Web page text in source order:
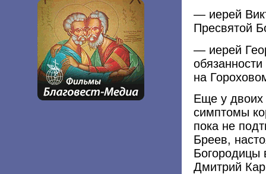
— иерей
Пресвятой
— иерей
на
Еще у двоих
симптомы
пока не
Бреев,
Богородицы
Дмитрий